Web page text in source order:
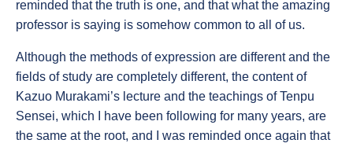
reminded that the truth is one, and that what the amazing
professor is saying is somehow common to all of us.
Although the methods of expression are different and the
fields of study are completely different, the content of
Kazuo Murakami’s lecture and the teachings of Tenpu
Sensei, which I have been following for many years, are
the same at the root, and I was reminded once again that